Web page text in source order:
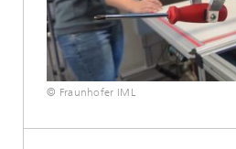
© Fraunhofer IML